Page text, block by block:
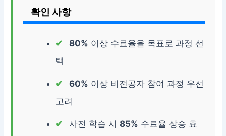
확인 사항
80% 이상 수료율을 목표로 과정 선
택
60% 이상 비전공자 참여 과정 우선
고려
사전 학습 시85% 수료율 상승 효